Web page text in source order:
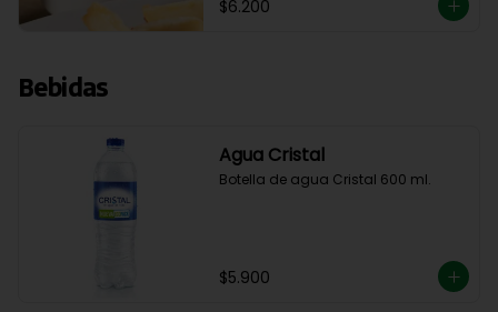
$6.200
Bebidas
Agua Cristal
Botella de agua Cristal 600 ml.
$5.900